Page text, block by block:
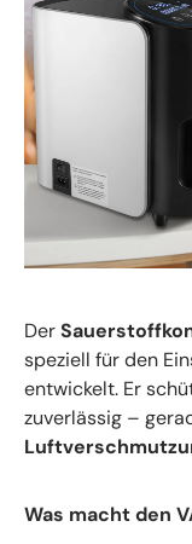
Der
speziell für den
entwickelt. Er
zuverlässig –
Was macht den